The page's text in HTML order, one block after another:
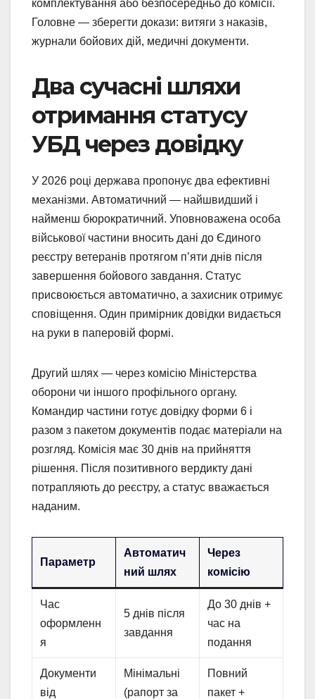
комплектування або безпосередньо до комісії.
Головне — зберегти докази: витяги з наказів,
журнали бойових дій, медичні документи.
Два сучасні шляхи
отримання статусу
УБД через довідку
У 2026 році держава пропонує два ефективні
механізми. Автоматичний — найшвидший і
найменш бюрократичний. Уповноважена особа
військової частини вносить дані до Єдиного
реєстру ветеранів протягом п’яти днів після
завершення бойового завдання. Статус
присвоюється автоматично, а захисник отримує
сповіщення. Один примірник довідки видається
на руки в паперовій формі.
Другий шлях — через комісію Міністерства
оборони чи іншого профільного органу.
Командир частини готує довідку форми 6 і
разом з пакетом документів подає матеріали на
розгляд. Комісія має 30 днів на прийняття
рішення. Після позитивного вердикту дані
потрапляють до реєстру, а статус вважається
наданим.
Параметр
Автоматич
ний шлях
Через
комісію
Час
оформленн
я
5 днів після
завдання
До 30 днів +
час на
подання
Документи
від
Мінімальні
(рапорт за
Повний
пакет +